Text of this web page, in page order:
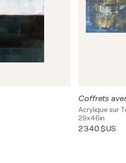
Coffrets
Acrylique sur
29x46in
2 340 $US